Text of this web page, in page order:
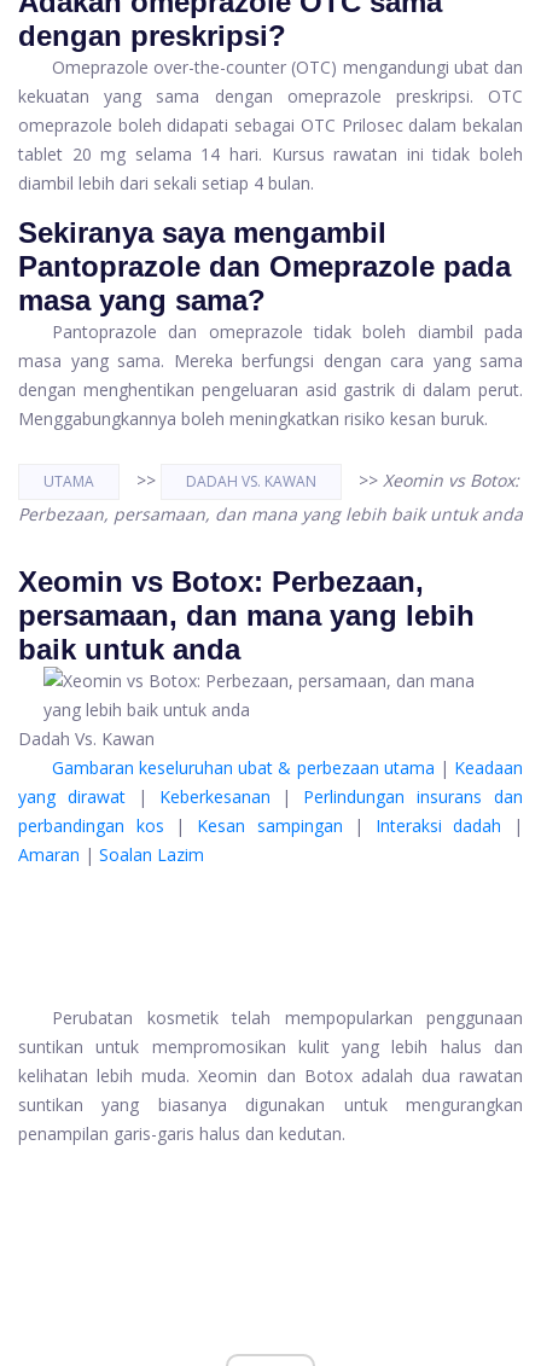
dengan preskripsi?
Omeprazole over-the-counter (OTC) mengandungi ubat dan
kekuatan yang sama dengan omeprazole preskripsi. OTC
omeprazole boleh didapati sebagai OTC Prilosec dalam bekalan
tablet 20 mg selama 14 hari. Kursus rawatan ini tidak boleh
diambil lebih dari sekali setiap 4 bulan.
Sekiranya saya mengambil
Pantoprazole dan Omeprazole pada
masa yang sama?
Pantoprazole dan omeprazole tidak boleh diambil pada
masa yang sama. Mereka berfungsi dengan cara yang sama
dengan menghentikan pengeluaran asid gastrik di dalam perut.
Menggabungkannya boleh meningkatkan risiko kesan buruk.
UTAMA >> DADAH VS. KAWAN >> Xeomin vs Botox:
Perbezaan, persamaan, dan mana yang lebih baik untuk anda
Xeomin vs Botox: Perbezaan,
persamaan, dan mana yang lebih
baik untuk anda
Dadah Vs. Kawan
Gambaran keseluruhan ubat & perbezaan utama | Keadaan
yang dirawat| Keberkesanan | Perlindungan insurans dan
perbandingan kos | Kesan sampingan | Interaksi dadah |
Amaran | Soalan Lazim
Perubatan kosmetik telah mempopularkan penggunaan
suntikan untuk mempromosikan kulit yang lebih halus dan
kelihatan lebih muda. Xeomin dan Botox adalah dua rawatan
suntikan yang biasanya digunakan untuk mengurangkan
penampilan garis-garis halus dan kedutan.